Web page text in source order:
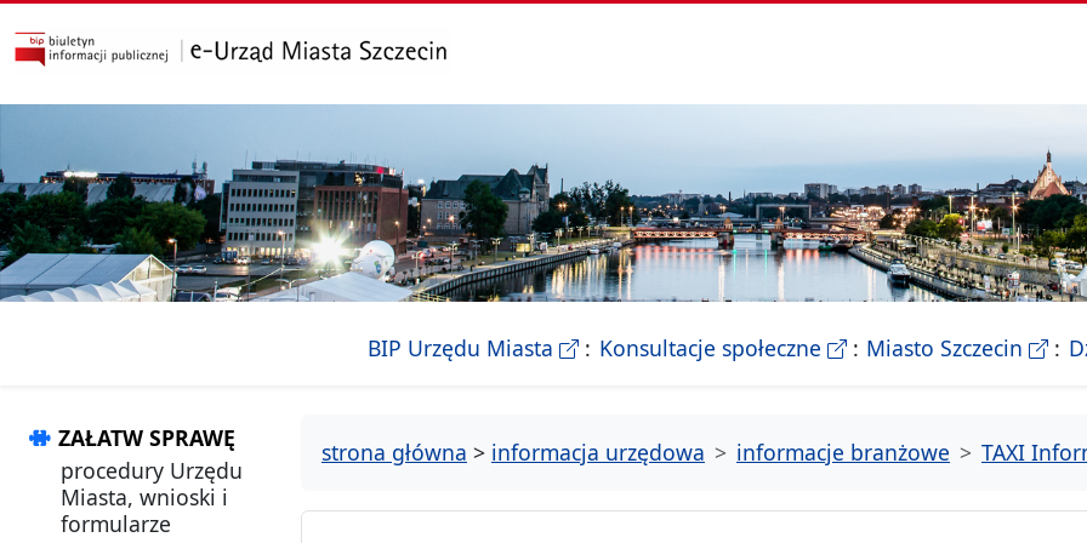
przejdź do głównego menu
BIP Urzędu Miasta - Biletyn Informacji Publicznej Urzedu Miasta
Konsultacje społeczne- strona konsultacji Miasta
Miasto Szczecin -
ZAŁATW SPRAWĘ
procedury Urzędu
Miasta, wnioski i
formularze
strona główna > informacja urzędowa informacje branżowe TAXI